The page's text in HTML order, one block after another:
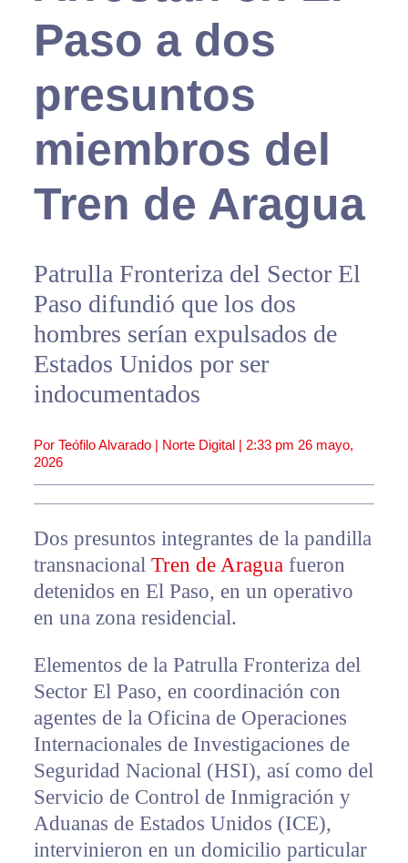
Paso a dos
presuntos
miembros del
Tren de Aragua
Patrulla Fronteriza del Sector El
Paso difundió que los dos
hombres serían expulsados de
Estados Unidos por ser
indocumentados
Por Teófilo Alvarado | Norte Digital | 2:33 pm 26 mayo,
2026
Dos presuntos integrantes de la pandilla
transnacional Tren de Araguafueron
detenidos en El Paso, en un operativo
en una zona residencial.
Elementos de la Patrulla Fronteriza del
Sector El Paso, en coordinación con
agentes de la Oficina de Operaciones
Internacionales de Investigaciones de
Seguridad Nacional (HSI), así como del
Servicio de Control de Inmigración y
Aduanas de Estados Unidos (ICE),
intervinieron en un domicilio particular